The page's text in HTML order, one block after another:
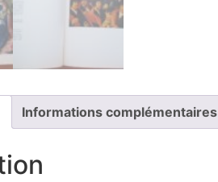
Informations complémentaires